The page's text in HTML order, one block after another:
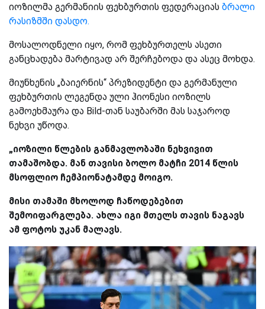
იოზილმა გერმანიის ფეხბურთის ფედერაციას ბრალი
რასიზმში დასდო.
მოსალოდნელი იყო, რომ ფეხბურთელს ასეთი
განცხადება მარტივად არ შერჩებოდა და ასეც მოხდა.
მიუნხენის „ბაიერნის“ პრეზიდენტი და გერმანული
ფეხბურთის ლეგენდა ული ჰიონესი იოზილს
გამოეხმაურა და Bild-თან საუბარში მას საჯაროდ
ნეხვი უწოდა.
„იოზილი წლების განმავლობაში ნეხვივით
თამაშობდა. მან თავისი ბოლო მატჩი 2014 წლის
მსოფლიო ჩემპიონატამდე მოიგო.
მისი თამაში მხოლოდ ჩაწოდებებით
შემოიფარგლება. ახლა იგი მთელს თავის ნაგავს
ამ ფოტოს უკან მალავს.